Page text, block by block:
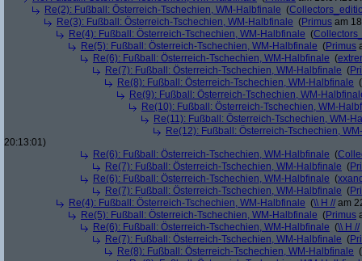
Re(2): Fußball: Österreich-Tschechien, WM-Halbfinale (
Re(3): Fußball: Österreich-Tschechien, WM-Halbfinale (Primus am
Re(4): Fußball: Österreich-Tschechien, WM-Halbfinale (
Re(5): Fußball: Österreich-Tschechien, WM-Halbfinale (Primus
Re(6): Fußball: Österreich-Tschechien, WM-Halbfinale (
Re(7): Fußball: Österreich-Tschechien, WM-Halbfinale (
Re(8): Fußball: Österreich-Tschechien, WM-Halbfinale (
Re(9): Fußball: Österreich-Tschechien, WM-
Re(10): Fußball: Österreich-Tschechien, WM-
Re(11): Fußball: Österreich-Tschechien, WM-
Re(12): Fußball: Österreich-Tschechien,
20:13:01)
Re(6): Fußball: Österreich-Tschechien, WM-Halbfinale (
Re(7): Fußball: Österreich-Tschechien, WM-Halbfinale (
Re(6): Fußball: Österreich-Tschechien, WM-Halbfinale (
Re(7): Fußball: Österreich-Tschechien, WM-Halbfinale (
Re(4): Fußball: Österreich-Tschechien, WM-Halbfinale (\\ H // am
Re(5): Fußball: Österreich-Tschechien, WM-Halbfinale (Primus
Re(6): Fußball: Österreich-Tschechien, WM-Halbfinale (\\ H //
Re(7): Fußball: Österreich-Tschechien, WM-Halbfinale (
Re(8): Fußball: Österreich-Tschechien, WM-Halbfinale (